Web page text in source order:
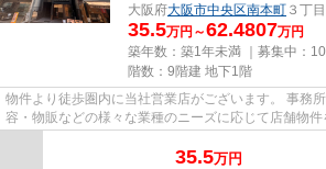
大阪府大阪市中央区南本町 ３丁
35.5万円～62.4807万円
築年数：築1年未満 ｜募集中：
階数：9階建 地下1階
物件より徒歩圏内に当社営業店がございます。 事務
容・物販などの様々な業種のニーズに応じて店舗物件
尚、弊社ではおとり広告は一切...
35.5万円